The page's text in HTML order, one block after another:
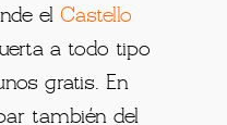
elCastello
a todo tipo
gratis. En
también del